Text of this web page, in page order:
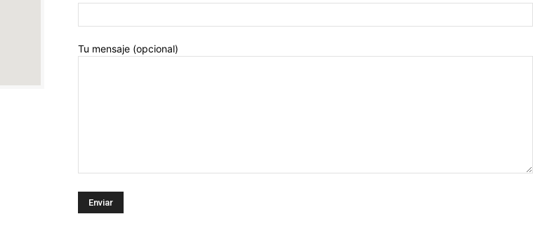
Tu mensaje (opcional)